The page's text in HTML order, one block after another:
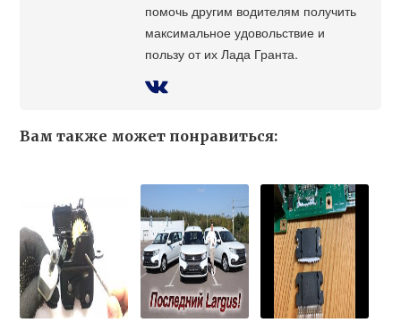
помочь другим водителям получить
максимальное удовольствие и
пользу от их Лада Гранта.
Вам также может понравиться: